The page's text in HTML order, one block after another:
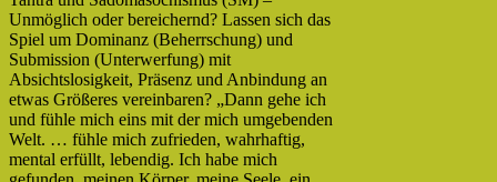
Unmöglich oder bereichernd? Lassen sich das
Spiel um Dominanz (Beherrschung) und
Submission (Unterwerfung) mit
Absichtslosigkeit, Präsenz und Anbindung an
etwas Größeres vereinbaren? „Dann gehe ich
und fühle mich eins mit der mich umgebenden
Welt. … fühle mich zufrieden, wahrhaftig,
mental erfüllt, lebendig. Ich habe mich